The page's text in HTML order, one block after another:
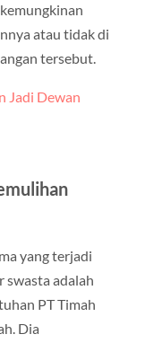
atau tidak di
tersebut.
Jadi Dewan
yang terjadi
swasta adalah
PT Timah
Dia